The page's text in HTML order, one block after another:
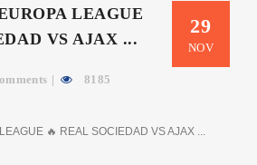
29
NOV
LEAGUE
VS AJAX ...
8185
🔥 REAL SOCIEDAD VS AJAX ...